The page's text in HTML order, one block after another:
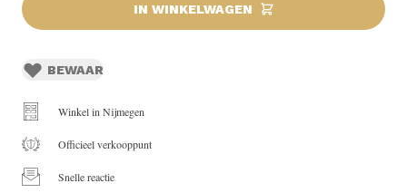
IN WINKELWAGEN
BEWAAR
Winkel in Nijmegen
Officieel verkooppunt
Snelle reactie